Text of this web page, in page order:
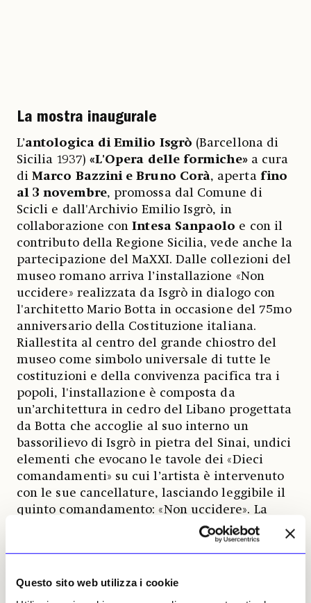
Questo sito web utilizza i cookie
La mostra inaugurale
L’antologica di Emilio Isgrò (Barcellona di
Sicilia 1937) «L'Opera delle formiche»a cura
diMarco Bazzini e Bruno Corà, aperta fino
al 3 novembre, promossa dal Comune di
Scicli e dall'Archivio Emilio Isgrò, in
collaborazione con Intesa Sanpaolo e con il
contributo della Regione Sicilia, vede anche la
partecipazione del MaXXI. Dalle collezioni del
museo romano arriva l’installazione «Non
uccidere» realizzata da Isgrò in dialogo con
l'architetto Mario Botta in occasione del 75mo
anniversario della Costituzione italiana.
Riallestita al centro del grande chiostro del
museo come simbolo universale di tutte le
costituzioni e della convivenza pacifica tra i
popoli, l'installazione è composta da
un’architettura in cedro del Libano progettata
da Botta che accoglie al suo interno un
bassorilievo di Isgrò in pietra del Sinai, undici
elementi che evocano le tavole dei «Dieci
comandamenti» su cui l’artista è intervenuto
con le sue cancellature, lasciando leggibile il
quinto comandamento: «Non uccidere». La
mostra presenta opere che vanno dagli anni
Sessanta fino alle più recenti ricerche intorno
installazione lungo il corridoio centrale,